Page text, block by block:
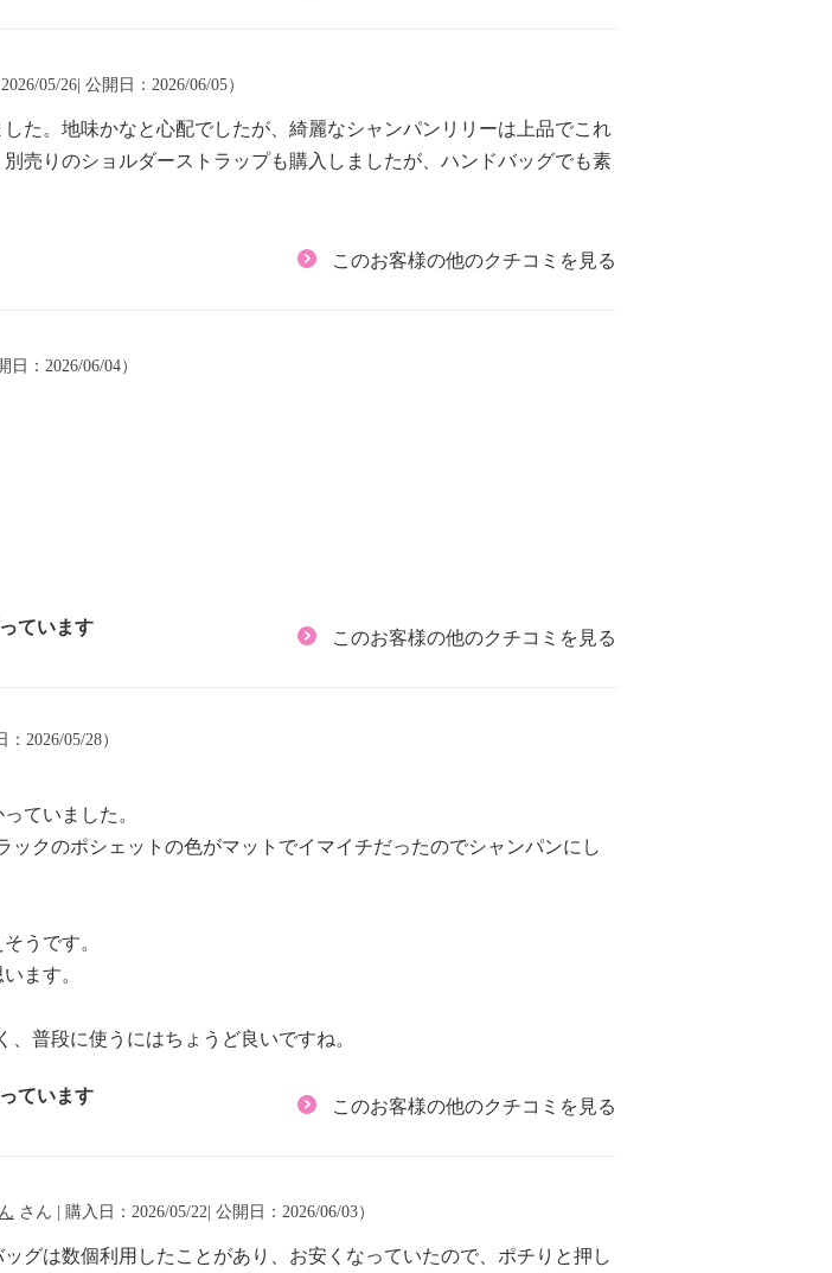
05/26| 公開日：2026/06/05）
た。地味かなと心配でしたが、綺麗なシャンパンリリーは上品でこれ
売りのショルダーストラップも購入しましたが、ハンドバッグでも素
このお客様の他のクチコミを見る
：2026/06/04）
ています
このお客様の他のクチコミを見る
2026/05/28）
ていました。
クのポシェットの色がマットでイマイチだったのでシャンパンにし
うです。
ます。
普段に使うにはちょうど良いですね。
ています
このお客様の他のクチコミを見る
さん | 購入日：2026/05/22| 公開日：2026/06/03）
グは数個利用したことがあり、お安くなっていたので、ポチりと押し